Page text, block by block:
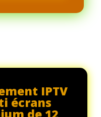
IPTV
écrans